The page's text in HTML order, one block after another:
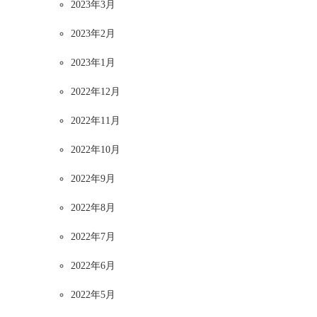
2023年3月
2023年2月
2023年1月
2022年12月
2022年11月
2022年10月
2022年9月
2022年8月
2022年7月
2022年6月
2022年5月